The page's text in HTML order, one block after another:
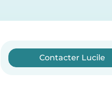
Contacter Lucile